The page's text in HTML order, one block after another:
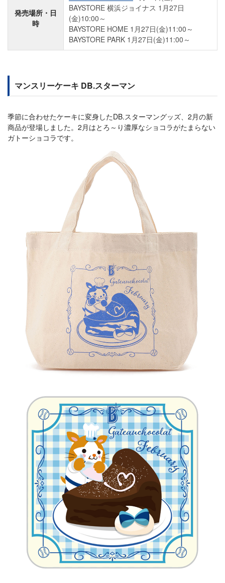
発売場所・日
時
BAYSTORE 横浜ジョイナス 1月27日
(金)10:00～
BAYSTORE HOME 1月27日(金)11:00～
BAYSTORE PARK 1月27日(金)11:00～
マンスリーケーキ DB.スターマン
季節に合わせたケーキに変身したDB.スターマングッズ、2月の新
商品が登場しました。2月はとろ～り濃厚なショコラがたまらない
ガトーショコラです。